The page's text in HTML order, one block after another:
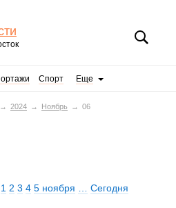
Спорт Еще
2024 Ноябрь 06
1 2 3 4 5 ноября Сегодня